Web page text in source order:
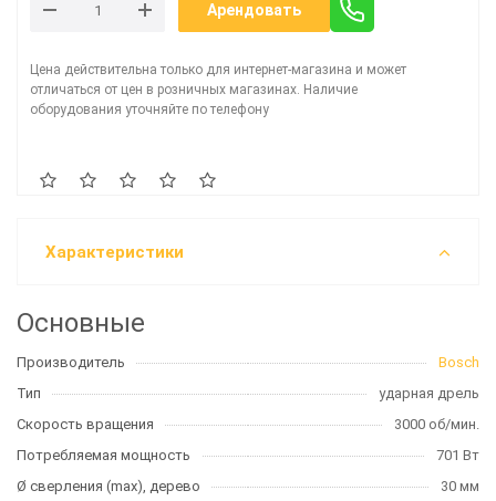
Арендовать
Цена действительна только для интернет-магазина и может
отличаться от цен в розничных магазинах. Наличие
оборудования уточняйте по телефону
Характеристики
Основные
Производитель
Bosch
Тип
ударная дрель
Скорость вращения
3000 об/мин.
Потребляемая мощность
701 Вт
Ø сверления (max), дерево
30 мм